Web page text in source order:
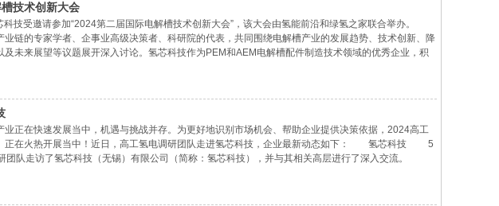
技术创新大会
技受邀请参加“2024第二届国际电解槽技术创新大会”，该大会由氢能前沿和绿氢之家联合举办。
业链的专家学者、企事业高级决策者、科研院的代表，共同围绕电解槽产业的发展趋势、技术创新、降
及未来展望等议题展开深入讨论。氢芯科技作为PEM和AEM电解槽配件制造技术领域的优秀企业，积
在快速发展当中，机遇与挑战并存。为更好地识别市场机会、帮助企业提供决策依据，2024高工
正在火热开展当中！近日，高工氢电调研团队走进氢芯科技，企业最新动态如下： 氢芯科技 5
团队走访了氢芯科技（无锡）有限公司（简称：氢芯科技），并与其相关高层进行了深入交流。